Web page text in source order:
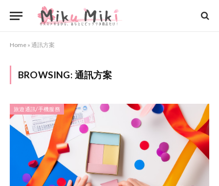
Home » 通訊方案
BROWSING: 通訊方案
旅遊通訊/手機服務